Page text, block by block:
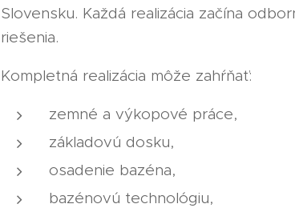
Slovensku. Každá realizácia začína
riešenia.
Kompletná realizácia môže zahŕňať:
zemné a výkopové práce,
základovú dosku,
osadenie bazéna,
bazénovú technológiu,